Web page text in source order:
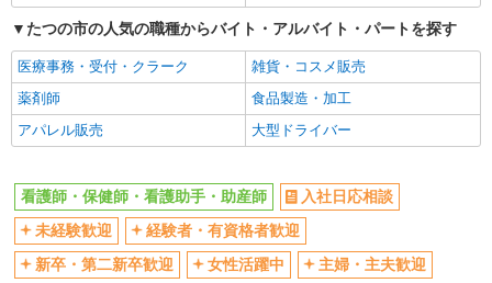
昇給あり
完全週休2日制
フルタイム歓迎
禁煙・分煙
駅直結・駅チカ
車通勤OK
バイク通勤OK
自転車通勤OK
残業少なめ（月20h未満）
交通費支給
社会保険あり
産休・育休取得実績あり
退職金・財形貯蓄制度あり
各種手当（家族・役職・インセン
ティブなど）あり
制服貸与
研修制度あり
たつの市の人気の職種からバイト・アルバイト・パートを探す
医療事務・受付・クラーク
雑貨・コスメ販売
薬剤師
食品製造・加工
アパレル販売
大型ドライバー
看護師・保健師・看護助手・助産師
入社日応相談
未経験歓迎
経験者・有資格者歓迎
新卒・第二新卒歓迎
女性活躍中
主婦・主夫歓迎